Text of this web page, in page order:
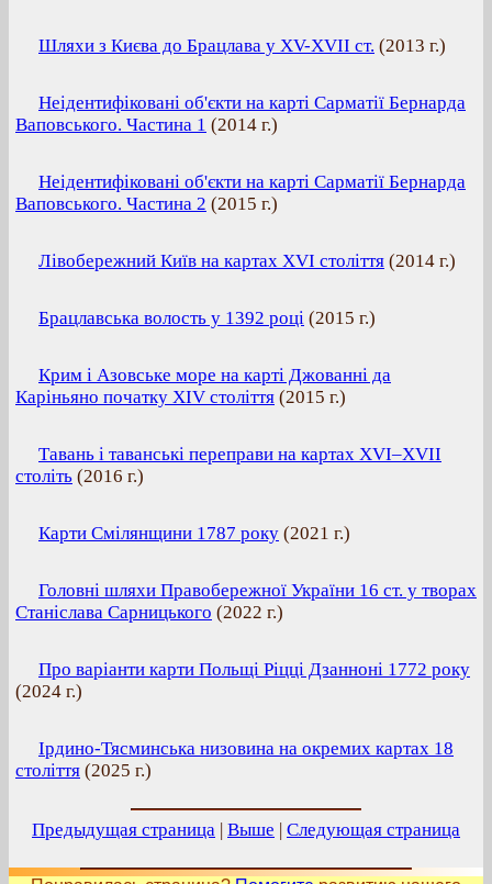
Шляхи з Києва до Брацлава у XV-XVII ст. (2013 г.)
Неідентифіковані об'єкти на карті Сарматії Бернарда
Ваповського. Частина 1 (2014 г.)
Неідентифіковані об'єкти на карті Сарматії Бернарда
Ваповського. Частина 2 (2015 г.)
Лівобережний Київ на картах XVI століття (2014 г.)
Брацлавська волость у 1392 році (2015 г.)
Крим і Азовське море на карті Джованні да
Каріньяно початку XIV століття (2015 г.)
Тавань і таванські переправи на картах XVI–XVII
століть (2016 г.)
Карти Смілянщини 1787 року (2021 г.)
Головні шляхи Правобережної України 16 ст. у творах
Станіслава Сарницького (2022 г.)
Про варіанти карти Польщі Ріцці Дзанноні 1772 року
(2024 г.)
Ірдино-Тясминська низовина на окремих картах 18
століття (2025 г.)
Предыдущая страница | Выше | Следующая страница